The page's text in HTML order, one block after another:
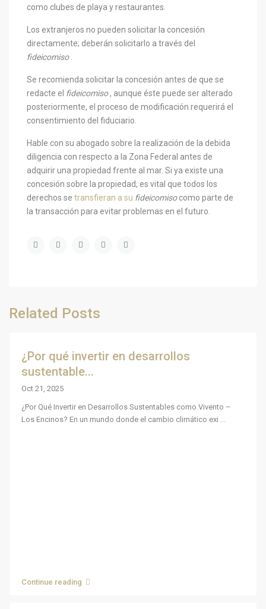
como clubes de playa y restaurantes.
Los extranjeros no pueden solicitar la concesión
directamente; deberán solicitarlo a través del
fideicomiso
Se recomienda solicitar la concesión antes de que se
redacte el fideicomiso, aunque éste puede ser alterado
posteriormente, el proceso de modificación requerirá el
consentimiento del fiduciario.
Hable con su abogado sobre la realización de la debida
diligencia con respecto a la Zona Federal antes de
adquirir una propiedad frente al mar. Si ya existe una
concesión sobre la propiedad, es vital que todos los
derechos setransfieran a su fideicomisocomo parte de
la transacción para evitar problemas en el futuro.
Related Posts
¿Por qué invertir en desarrollos
sustentable...
Oct 21, 2025
¿Por Qué Invertir en Desarrollos Sustentables como Vivento –
Los Encinos? En un mundo donde el cambio climático exi ...
Continue reading